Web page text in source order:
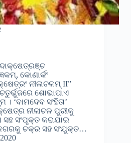
କୋଣାର୍କଂ
ନୀଳାଚଳମ୍ II”
ଶୋଭାପାଏ
‘ବାମଦେବ ସଂହିତା’
ନୀଳାଚଳ ପୁରୀକୁ
ସଂପୃକ୍ତ କରାଯାଇ
ଚକ୍ର ସହ ସଂଯୁକ୍ତ…